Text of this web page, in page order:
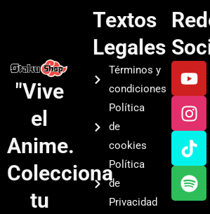
"Vive
el
Anime.
Colecciona
tu
Textos
Legales
Términos y
condiciones
Política
de
cookies
Política
de
Privacidad
Y
o
u
t
u
b
e
I
n
s
t
a
g
r
a
T
i
k
t
o
k
S
p
o
t
i
f
y